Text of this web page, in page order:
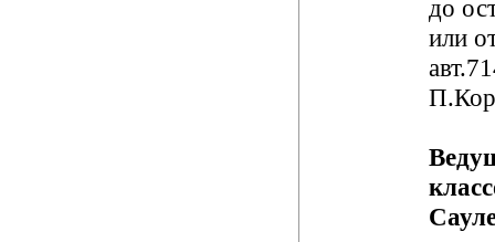
до
или